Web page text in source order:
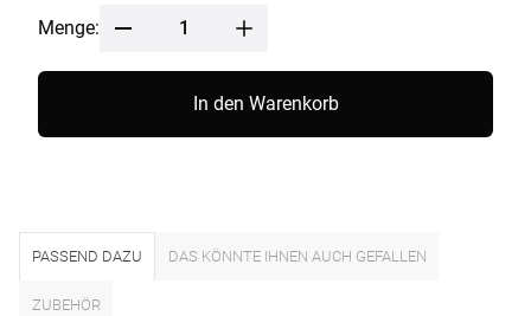
Menge:
In den Warenkorb
PASSEND DAZU DAS KÖNNTE IHNEN AUCH GEFALLEN
ZUBEHÖR